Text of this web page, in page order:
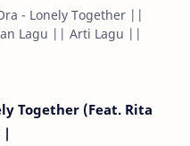
- Lonely Together ||
Lagu || Arti Lagu ||
Together (Feat. Rita
|